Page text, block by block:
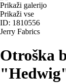
Prikaži galerijo
Prikaži vse
ID: 1810556
Jerry Fabrics
Otroška